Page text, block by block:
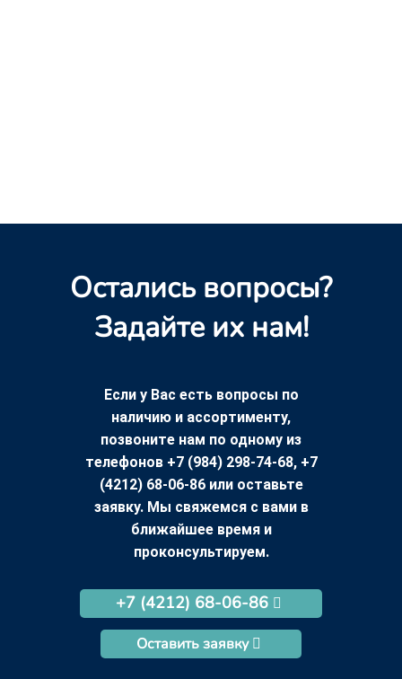
Остались вопросы?
Задайте их нам!
Если у Вас есть вопросы по
наличию и ассортименту,
позвоните нам по одному из
телефонов +7 (984) 298-74-68, +7
(4212) 68-06-86 или оставьте
заявку. Мы свяжемся с вами в
ближайшее время и
проконсультируем.
+7 (4212) 68-06-86
Оставить заявку